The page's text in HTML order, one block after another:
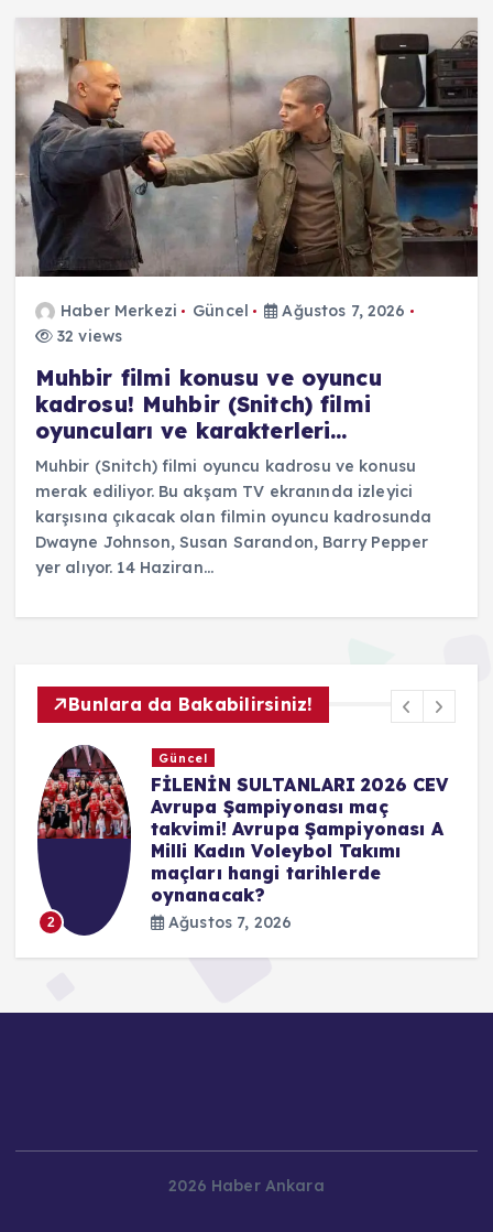
Haber Merkezi Güncel
Ağustos 7, 2026
32 views
Muhbir filmi konusu ve oyuncu
kadrosu! Muhbir (Snitch) filmi
oyuncuları ve karakterleri…
Muhbir (Snitch) filmi oyuncu kadrosu ve konusu
merak ediliyor. Bu akşam TV ekranında izleyici
karşısına çıkacak olan filmin oyuncu kadrosunda
Dwayne Johnson, Susan Sarandon, Barry Pepper
yer alıyor. 14 Haziran…
Bunlara da Bakabilirsiniz!
2
Güncel
FİLENİN SULTANLARI 2026 CEV
Avrupa Şampiyonası maç
takvimi! Avrupa Şampiyonası A
Milli Kadın Voleybol Takımı
maçları hangi tarihlerde
oynanacak?
Ağustos 7, 2026
2026 Haber Ankara